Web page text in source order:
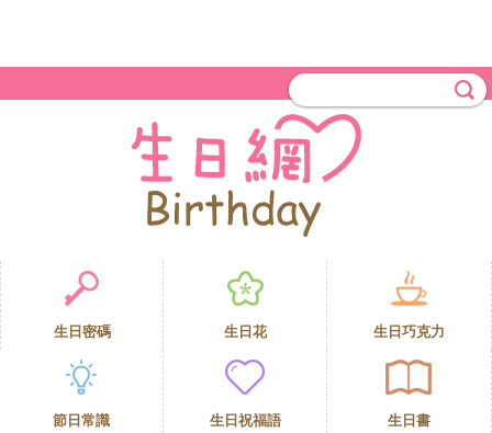
生日密碼 生日花 生日巧克力
節日常識 生日祝福語 生日書